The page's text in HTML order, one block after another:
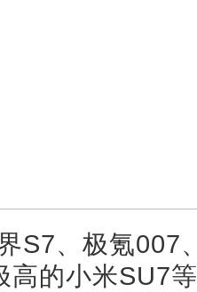
S7、极氪007
高的小米SU7